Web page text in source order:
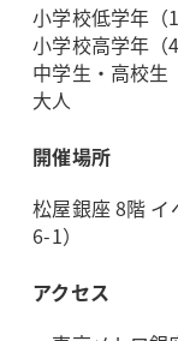
小学校低学年（
小学校高学年（
中学生・高校生
大人
開催場所
松屋銀座 8階
6-1）
アクセス